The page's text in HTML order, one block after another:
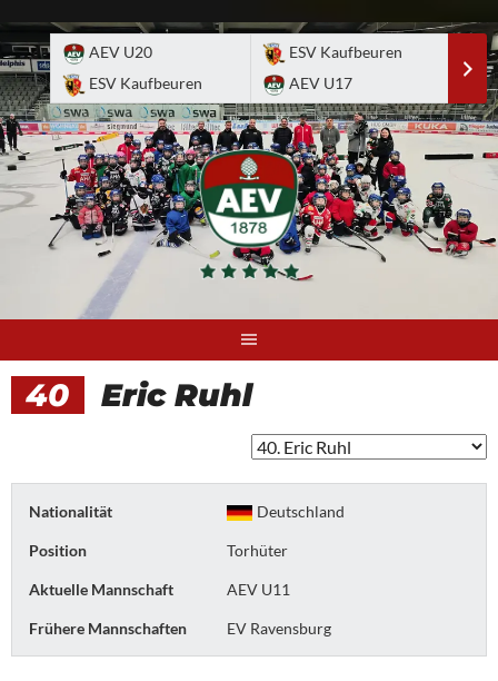
to
content
AEV U20
ESV Kaufbeuren
ESV Kaufbeuren
AEV U17
40 Eric Ruhl
Nationalität Deutschland
Position Torhüter
Aktuelle Mannschaft AEV U11
Frühere Mannschaften EV Ravensburg